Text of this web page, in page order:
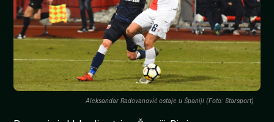
Aleksandar Radovanović ostaje u Španiji (Foto: Starsport)